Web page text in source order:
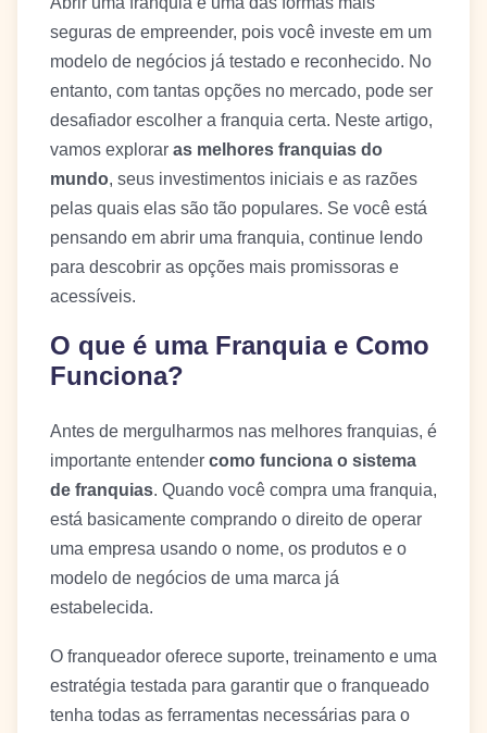
seguras de empreender, pois você investe em um
modelo de negócios já testado e reconhecido. No
entanto, com tantas opções no mercado, pode ser
desafiador escolher a franquia certa. Neste artigo,
vamos explorar as melhores franquias do
mundo, seus investimentos iniciais e as razões
pelas quais elas são tão populares. Se você está
pensando em abrir uma franquia, continue lendo
para descobrir as opções mais promissoras e
acessíveis.
O que é uma Franquia e Como
Funciona?
Antes de mergulharmos nas melhores franquias, é
importante entender como funciona o sistema
de franquias. Quando você compra uma franquia,
está basicamente comprando o direito de operar
uma empresa usando o nome, os produtos e o
modelo de negócios de uma marca já
estabelecida.
O franqueador oferece suporte, treinamento e uma
estratégia testada para garantir que o franqueado
tenha todas as ferramentas necessárias para o